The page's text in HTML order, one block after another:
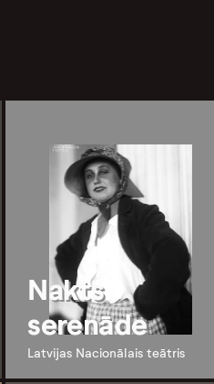
Nakts
serenāde
Latvijas Nacionālais teātris